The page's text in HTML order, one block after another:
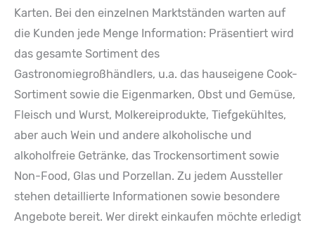
Karten. Bei den einzelnen Marktständen warten auf
die Kunden jede Menge Information: Präsentiert wird
das gesamte Sortiment des
Gastronomiegroßhändlers, u.a. das hauseigene Cook-
Sortiment sowie die Eigenmarken, Obst und Gemüse,
Fleisch und Wurst, Molkereiprodukte, Tiefgekühltes,
aber auch Wein und andere alkoholische und
alkoholfreie Getränke, das Trockensortiment sowie
Non-Food, Glas und Porzellan. Zu jedem Aussteller
stehen detaillierte Informationen sowie besondere
Angebote bereit. Wer direkt einkaufen möchte erledigt